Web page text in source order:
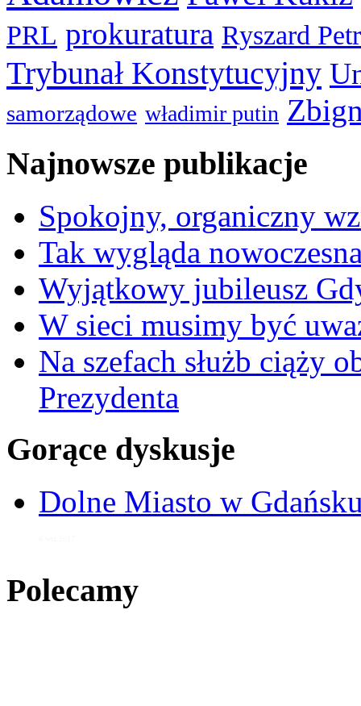
PRL prokuratura Ryszard
Trybunał Konstytucyjny
samorządowe władimir putin
Najnowsze publikacje
Spokojny, organiczny
Tak wygląda
Wyjątkowy jubileusz
W sieci musimy być
Na szefach służb ciąży
Prezydenta
Gorące dyskusje
Dolne Miasto w
Polecamy